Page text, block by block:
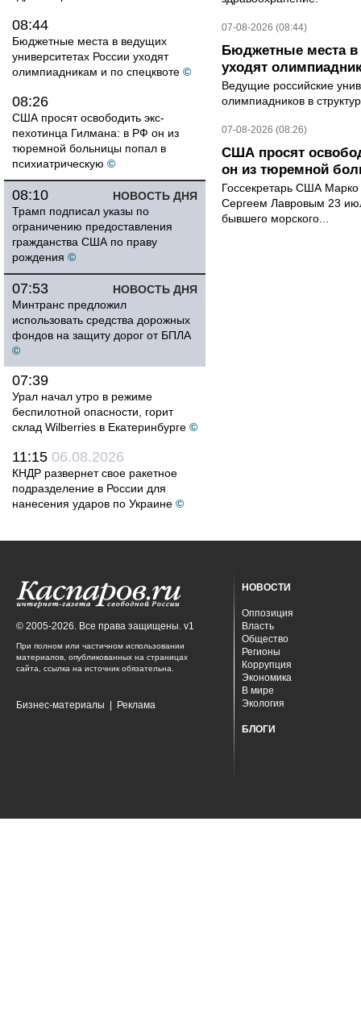
08:44
Бюджетные места в ведущих
университетах России уходят
олимпиадникам и по спецквоте ©
08:26
США просят освободить экс-
пехотинца Гилмана: в РФ он из
тюремной больницы попал в
психиатрическую ©
НОВОСТЬ ДНЯ
08:10
Трамп подписал указы по
ограничению предоставления
гражданства США по праву
рождения ©
НОВОСТЬ ДНЯ
07:53
Минтранс предложил
использовать средства дорожных
фондов на защиту дорог от БПЛА
©
07:39
Урал начал утро в режиме
беспилотной опасности, горит
склад Wilberries в Екатеринбурге ©
11:15 06.08.2026
КНДР развернет свое ракетное
подразделение в России для
нанесения ударов по Украине ©
07-08-2026 (08:44)
Бюджетные места в
уходят
Ведущие российские
олимпиадников в
07-08-2026 (08:26)
США просят
он из тюремной
Госсекретарь США
Сергеем Лавровым 23
бывшего морского...
© 2005-2026. Все права защищены. v1
При полном или частичном использовании
материалов, опубликованных на страницах
сайта, ссылка на источник обязательна.
Бизнес-материалы Реклама
НОВОСТИ
Оппозиция
Власть
Общество
Регионы
Коррупция
Экономика
В мире
Экология
БЛОГИ